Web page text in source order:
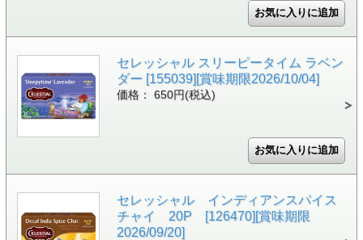
セレッシャル スリーピータイム ラベン
ダー [155039][賞味期限2026/10/04]
価格： 650円(税込)
セレッシャル インディアンスパイス
チャイ 20P [126470][賞味期限
2026/09/20]